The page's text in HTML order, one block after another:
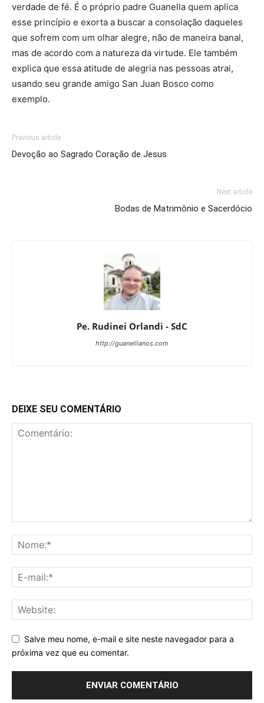
verdade de fé. É o próprio padre Guanella quem aplica
esse princípio e exorta a buscar a consolação daqueles
que sofrem com um olhar alegre, não de maneira banal,
mas de acordo com a natureza da virtude. Ele também
explica que essa atitude de alegria nas pessoas atrai,
usando seu grande amigo San Juan Bosco como
exemplo.
Previous article
Devoção ao Sagrado Coração de Jesus
Next article
Bodas de Matrimônio e Sacerdócio
Pe. Rudinei Orlandi - SdC
http://guanellianos.com
DEIXE SEU COMENTÁRIO
Salve meu nome, e-mail e site neste navegador para a
próxima vez que eu comentar.